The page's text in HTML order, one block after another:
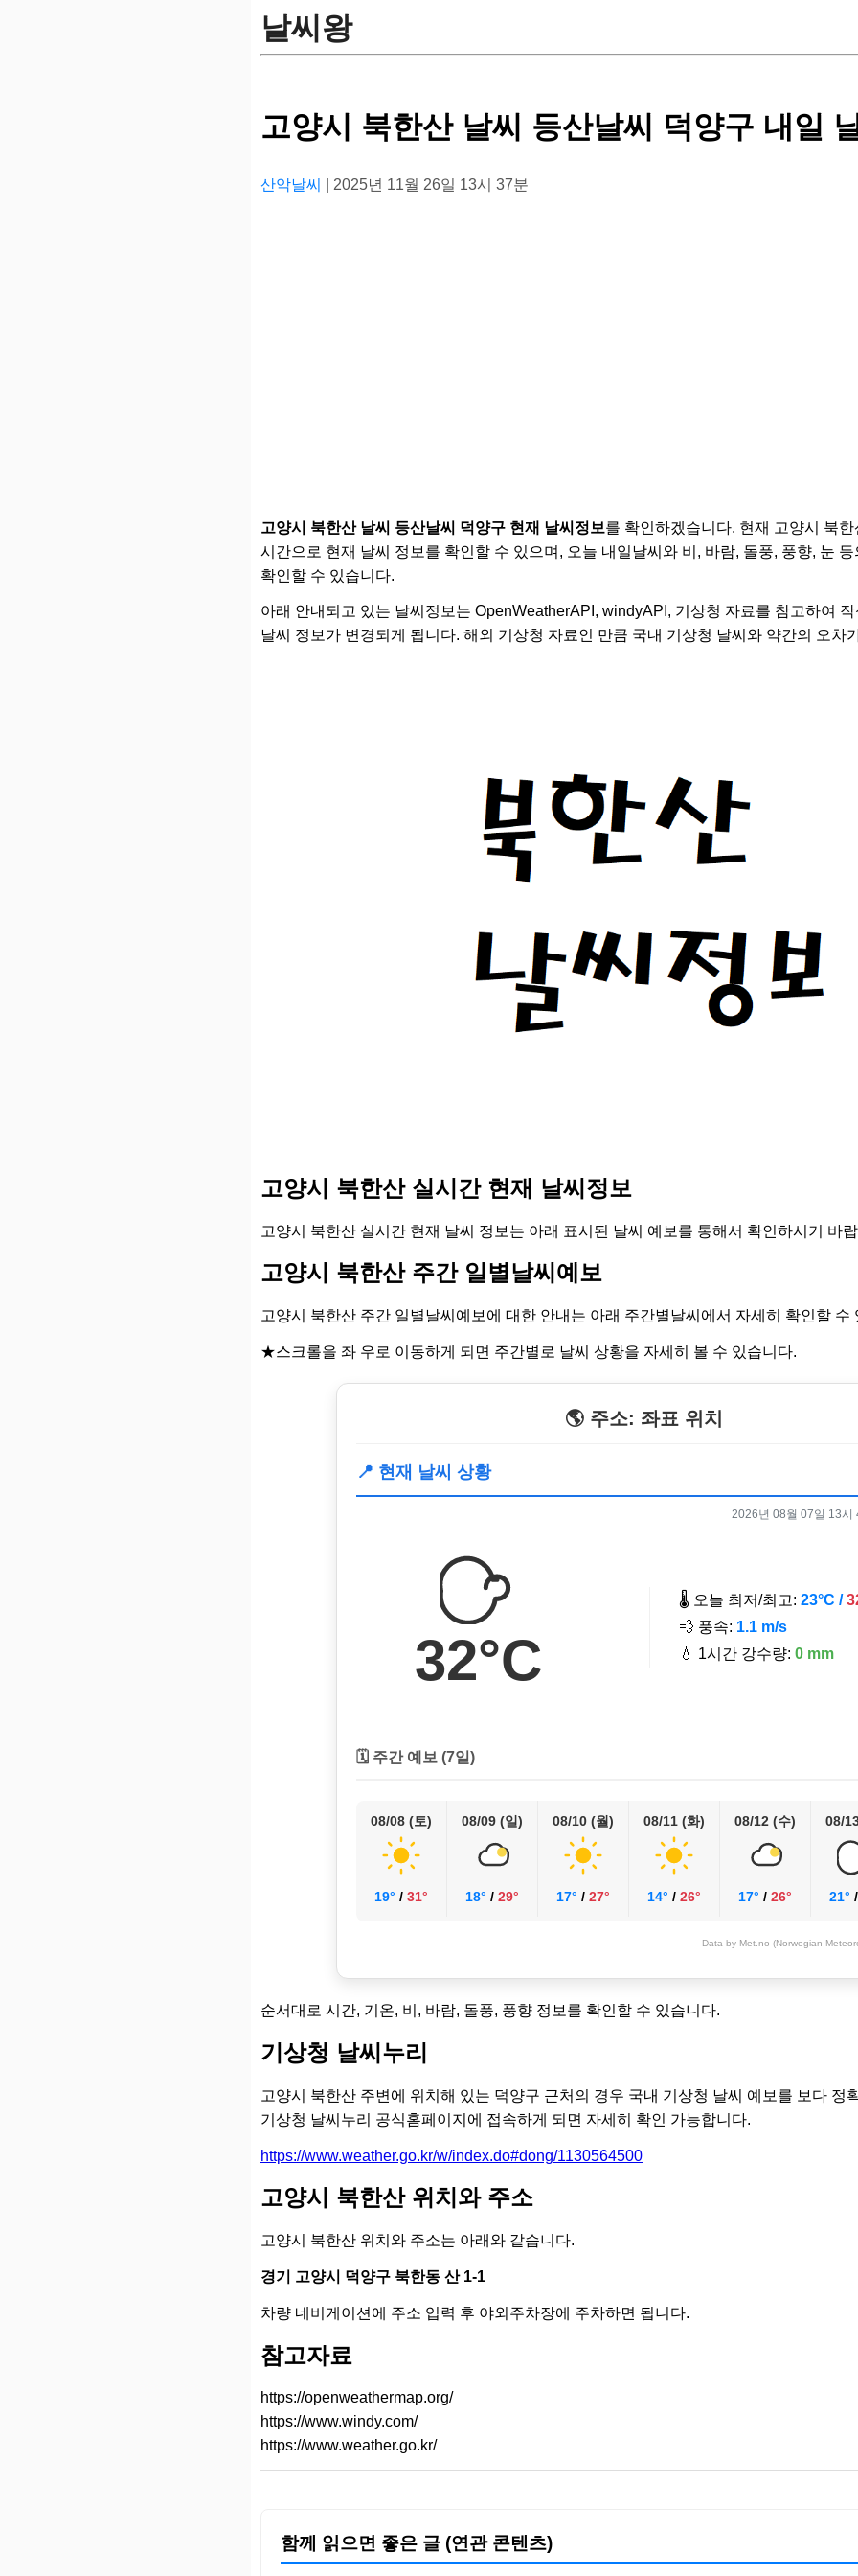
날씨왕
고양시 북한산 날씨 등산날씨 덕양구 내일
산악날씨 | 2025년 11월 26일 13시 37분
고양시 북한산 날씨 등산날씨 덕양구 현재 날씨정보를 확인하겠습니다. 현재 고양시 북
시간으로 현재 날씨 정보를 확인할 수 있으며, 오늘 내일날씨와 비, 바람, 돌풍, 풍향, 눈
확인할 수 있습니다.
아래 안내되고 있는 날씨정보는 OpenWeatherAPI, windyAPI, 기상청 자료를 참고하여
날씨 정보가 변경되게 됩니다. 해외 기상청 자료인 만큼 국내 기상청 날씨와 약간의 오차
고양시 북한산 실시간 현재 날씨정보
고양시 북한산 실시간 현재 날씨 정보는 아래 표시된 날씨 예보를 통해서 확인하시기 바
고양시 북한산 주간 일별날씨예보
고양시 북한산 주간 일별날씨예보에 대한 안내는 아래 주간별날씨에서 자세히 확인할 수
★스크롤을 좌 우로 이동하게 되면 주간별로 날씨 상황을 자세히 볼 수 있습니다.
🌎 주소: 좌표 위치
📍 현재 날씨 상황
2026년 08월 07일 13시
32°C
🌡️ 오늘 최저/최고: 23°C /
💨 풍속: 1.1 m/s
💧 1시간 강수량: 0 mm
🗓️ 주간 예보 (7일)
08/08 (토)
19° / 31°
08/09 (일)
18° / 29°
08/10 (월)
17° / 27°
08/11 (화)
14° / 26°
08/12 (수)
17° / 26°
08/
21°
Data by Met.no (Norwegian
순서대로 시간, 기온, 비, 바람, 돌풍, 풍향 정보를 확인할 수 있습니다.
기상청 날씨누리
고양시 북한산 주변에 위치해 있는 덕양구 근처의 경우 국내 기상청 날씨 예보를 보다 정
기상청 날씨누리 공식홈페이지에 접속하게 되면 자세히 확인 가능합니다.
https://www.weather.go.kr/w/index.do#dong/1130564500
고양시 북한산 위치와 주소
고양시 북한산 위치와 주소는 아래와 같습니다.
경기 고양시 덕양구 북한동 산 1-1
차량 네비게이션에 주소 입력 후 야외주차장에 주차하면 됩니다.
참고자료
https://openweathermap.org/
https://www.windy.com/
https://www.weather.go.kr/
함께 읽으면 좋은 글 (연관 콘텐츠)